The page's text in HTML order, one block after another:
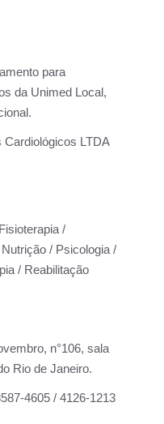
para
da Unimed Local,
Cardiológicos LTDA
/
/ Psicologia /
/ Reabilitação
n°106, sala
Rio de Janeiro.
4605 / 4126-1213